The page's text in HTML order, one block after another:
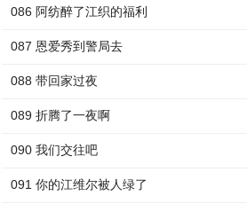
086 阿纺醉了江织的福利
087 恩爱秀到警局去
088 带回家过夜
089 折腾了一夜啊
090 我们交往吧
091 你的江维尔被人绿了